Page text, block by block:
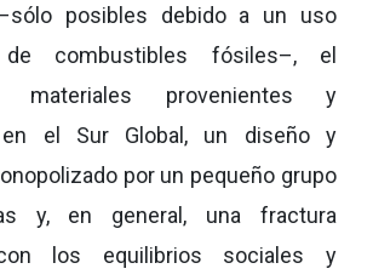
posibles debido a un uso
de combustibles fósiles–, el
materiales provenientes y
en el Sur Global, un diseño y
por un pequeño grupo
y, en general, una fractura
los equilibrios sociales y